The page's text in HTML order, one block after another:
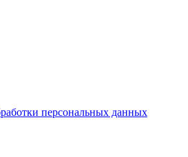
персональных данных